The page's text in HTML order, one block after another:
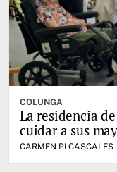
COLUNGA
La residencia
cuidar a sus
CARMEN PI CASCALES